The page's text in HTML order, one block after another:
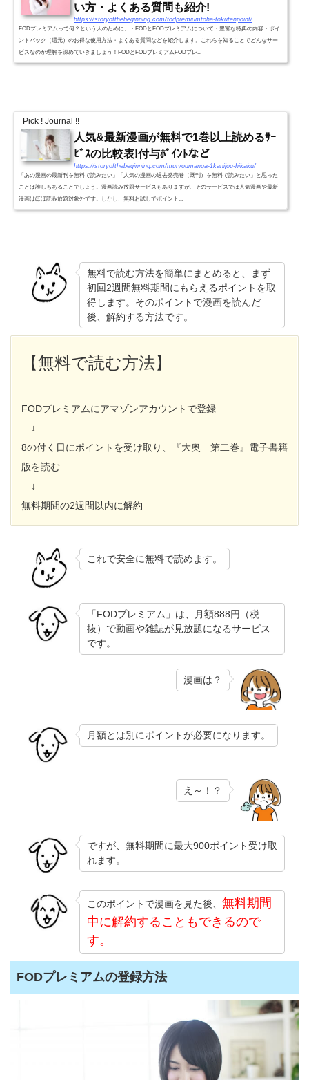
い方・よくある質問も紹介!
https://storyofthebeginning.com/fodpremiumtoha-tokutenpoint/
FODプレミアムって何？という人のために、・FODとFODプレミアムについて・豊富な特典の内容・ポイ
ントバック（還元）のお得な使用方法・よくある質問などを紹介します。これらを知ることでどんなサー
ビスなのか理解を深めていきましょう！FODとFODプレミアムFODプレ...
Pick ! Journal !!
人気&最新漫画が無料で1巻以上読めるｻｰ
ﾋﾞｽの比較表!付与ﾎﾟｲﾝﾄなど
https://storyofthebeginning.com/muryoumanga-1kanijou-hikaku/
「あの漫画の最新刊を無料で読みたい」「人気の漫画の過去発売巻（既刊）を無料で読みたい」と思った
ことは誰しもあることでしょう。漫画読み放題サービスもありますが、そのサービスでは人気漫画や最新
漫画はほぼ読み放題対象外です。しかし、無料お試しでポイント...
無料で読む方法を簡単にまとめると、まず
初回2週間無料期間にもらえるポイントを取
得します。そのポイントで漫画を読んだ
後、解約する方法です。
【無料で読む方法】
FODプレミアムにアマゾンアカウントで登録
↓
8の付く日にポイントを受け取り、『大奥 第二巻』電子書籍
版を読む
↓
無料期間の2週間以内に解約
これで安全に無料で読めます。
「FODプレミアム」は、月額888円（税
抜）で動画や雑誌が見放題になるサービス
です。
漫画は？
月額とは別にポイントが必要になります。
え～！？
ですが、無料期間に最大900ポイント受け取
れます。
このポイントで漫画を見た後、 無料期間
中に解約することもできるので
す。
FODプレミアムの登録方法